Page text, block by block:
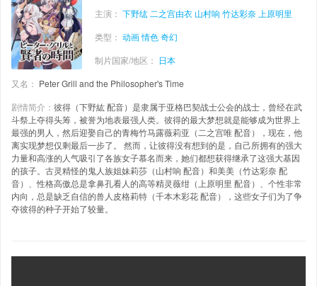
主演： 下野纮 二之宫由衣 山村响 竹达彩奈 上原明里
类型： 动画情色奇幻
制片国家/地区： 日本
又名： Peter Grill and the Philosopher's Time
剧情简介： 彼得（下野紘 配音）是隶属于亚格巴契战士公会的战士，曾经在武
斗祭上夺得头筹，被誉为地表最强人类。彼得的最大梦想就是能够成为世界上
最强的男人，然后迎娶自己的青梅竹马露薇莉亚（二之宫唯 配音），现在，他
离实现梦想仅剩最后一步了。 然而，让彼得没有想到的是，自己所拥有的强大
力量和高涨的人气吸引了各族女子慕名而来，她们都想获得继承了这强大基因
的孩子。古灵精怪的鬼人族姐妹莉莎（山村响 配音）和美美（竹达彩奈 配
音）、性格高傲总是拿鼻孔看人的高等精灵薇绀（上原明里 配音）、个性非常
内向，总是缺乏自信的兽人皮格莉特（千本木彩花 配音），这些女子们为了争
夺彼得的种子开始了较量。